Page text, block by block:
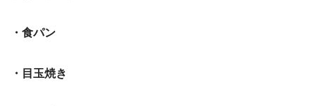
・食パン
・目玉焼き